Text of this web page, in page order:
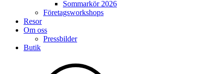
Sommarkör 2026
Företagsworkshops
Resor
Om oss
Pressbilder
Butik